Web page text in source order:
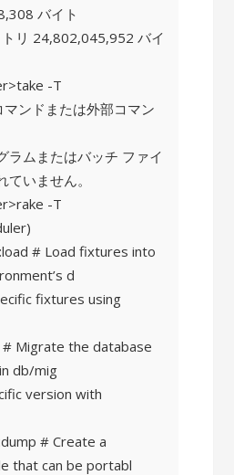
バイト
リ 24,802,045,952 バイ
-T
マンドまたは外部コマン
ラムまたはバッチ ファイ
いません。
-T
# Load fixtures into
d
fixtures using
Migrate the database
db/mig
version with
# Create a
that can be portabl